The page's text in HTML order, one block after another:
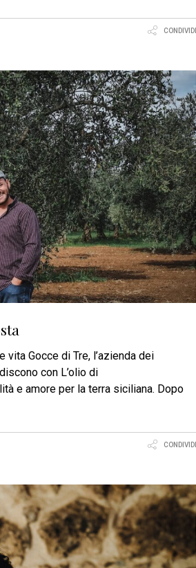
CONDIVIDI
Gocce di Tre, l’azienda dei
con L’olio di
e amore per la terra siciliana. Dopo
CONDIVIDI